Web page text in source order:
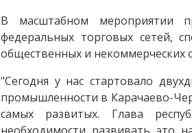
В масштабном мероприятии
федеральных торговых сетей,
общественных и некоммерческих
"Сегодня у нас стартовало
промышленности в Карачаево-
самых развитых. Глава
необходимости развивать это